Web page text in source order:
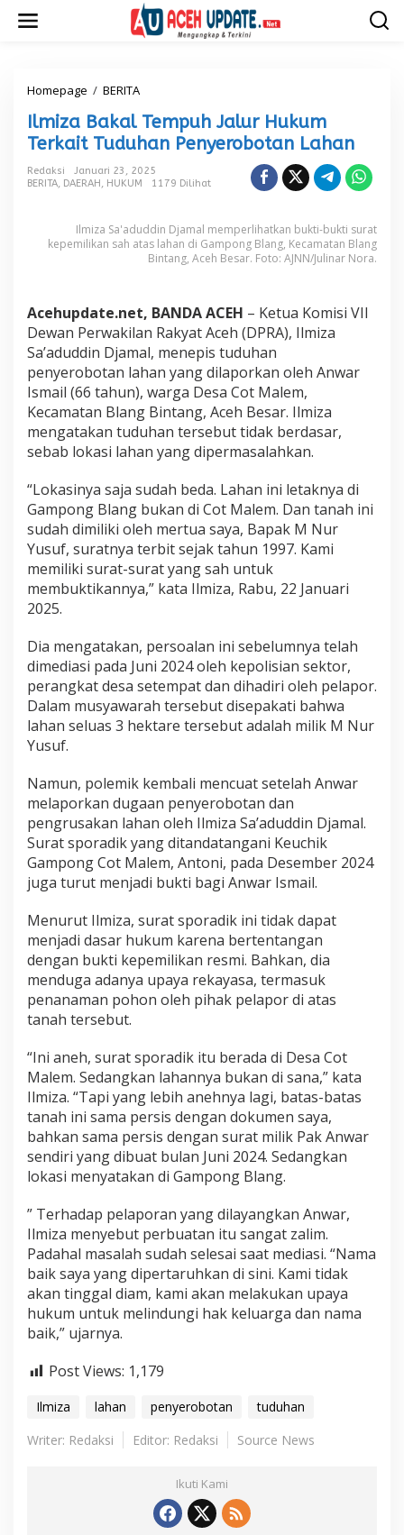
Homepage / BERITA
m
i
z
a
B
a
l
p
u
h
J
a
l
u
r
H
u
m
T
e
k
a
u
d
u
h
a
n
y
e
r
o
b
o
a
n
L
a
h
a
Ilmiza Bakal Tempuh Jalur Hukum
Terkait Tuduhan Penyerobotan Lahan
Redaksi
Januari 23, 2025
BERITA, DAERAH, HUKUM 1179 Dilihat
Ilmiza Sa'aduddin Djamal memperlihatkan bukti-bukti surat
kepemilikan sah atas lahan di Gampong Blang, Kecamatan Blang
Bintang, Aceh Besar. Foto: AJNN/Julinar Nora.
Acehupdate.net, BANDA ACEH – Ketua Komisi VII
Dewan Perwakilan Rakyat Aceh (DPRA), Ilmiza
Sa’aduddin Djamal, menepis tuduhan
penyerobotan lahan yang dilaporkan oleh Anwar
Ismail (66 tahun), warga Desa Cot Malem,
Kecamatan Blang Bintang, Aceh Besar. Ilmiza
mengatakan tuduhan tersebut tidak berdasar,
sebab lokasi lahan yang dipermasalahkan.
“Lokasinya saja sudah beda. Lahan ini letaknya di
Gampong Blang bukan di Cot Malem. Dan tanah ini
sudah dimiliki oleh mertua saya, Bapak M Nur
Yusuf, suratnya terbit sejak tahun 1997. Kami
memiliki surat-surat yang sah untuk
membuktikannya,” kata Ilmiza, Rabu, 22 Januari
2025.
Dia mengatakan, persoalan ini sebelumnya telah
dimediasi pada Juni 2024 oleh kepolisian sektor,
perangkat desa setempat dan dihadiri oleh pelapor.
Dalam musyawarah tersebut disepakati bahwa
lahan seluas 3 hektare tersebut adalah milik M Nur
Yusuf.
Namun, polemik kembali mencuat setelah Anwar
melaporkan dugaan penyerobotan dan
pengrusakan lahan oleh Ilmiza Sa’aduddin Djamal.
Surat sporadik yang ditandatangani Keuchik
Gampong Cot Malem, Antoni, pada Desember 2024
juga turut menjadi bukti bagi Anwar Ismail.
Menurut Ilmiza, surat sporadik ini tidak dapat
menjadi dasar hukum karena bertentangan
dengan bukti kepemilikan resmi. Bahkan, dia
menduga adanya upaya rekayasa, termasuk
penanaman pohon oleh pihak pelapor di atas
tanah tersebut.
“Ini aneh, surat sporadik itu berada di Desa Cot
Malem. Sedangkan lahannya bukan di sana,” kata
Ilmiza. “Tapi yang lebih anehnya lagi, batas-batas
tanah ini sama persis dengan dokumen saya,
bahkan sama persis dengan surat milik Pak Anwar
sendiri yang dibuat bulan Juni 2024. Sedangkan
lokasi menyatakan di Gampong Blang.
” Terhadap pelaporan yang dilayangkan Anwar,
Ilmiza menyebut perbuatan itu sangat zalim.
Padahal masalah sudah selesai saat mediasi. “Nama
baik saya yang dipertaruhkan di sini. Kami tidak
akan tinggal diam, kami akan melakukan upaya
hukum untuk melindungi hak keluarga dan nama
baik,” ujarnya.
Post Views: 1,179
Ilmiza lahan penyerobotan
tuduhan
Writer: Redaksi
Editor: Redaksi Source News
Ikuti Kami